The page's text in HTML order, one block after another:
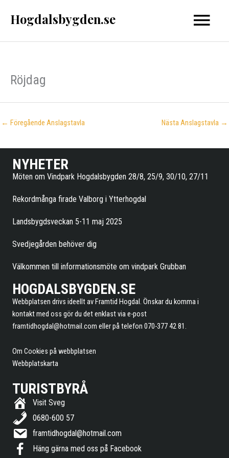
Hogdalsbygden.se
Röjdag
← Föregående Anslagstavla Nästa Anslagstavla →
NYHETER
Möten om Vindpark Hogdalsbygden 28/8, 25/9, 30/10, 27/11
Rekordmånga firade Valborg i Ytterhogdal
Landsbygdsveckan 5-11 maj 2025
Svedjegården behöver dig
Välkommen till informationsmöte om vindpark Grubban
HOGDALSBYGDEN.SE
Webbplatsen drivs ideellt av Framtid Hogdal. Önskar du komma i
kontakt med oss gör du det enklast via e-post
framtidhogdal@hotmail.com eller på telefon 070-377 42 81.
Om Cookies på webbplatsen
Webbplatskarta
TURISTBYRÅ
Visit Sveg
0680-600 57
framtidhogdal@hotmail.com
Häng gärna med oss på Facebook